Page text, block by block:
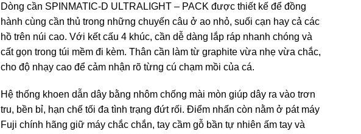
Dòng cần SPINMATIC-D ULTRALIGHT – PACK được thiết kế để đồng
hành cùng cần thủ trong những chuyến câu ở ao nhỏ, suối cạn hay cả các
hồ trên núi cao. Với kết cấu 4 khúc, cần dễ dàng lắp ráp nhanh chóng và
cất gọn trong túi mềm đi kèm. Thân cần làm từ graphite vừa nhẹ vừa chắc,
cho độ nhạy cao để cảm nhận rõ từng cú chạm mồi của cá.
Hệ thống khoen dẫn dây bằng nhôm chống mài mòn giúp dây ra vào trơn
tru, bền bỉ, hạn chế tối đa tình trạng đứt rối. Điểm nhấn còn nằm ở pát máy
Fuji chính hãng giữ máy chắc chắn, tay cầm gỗ bần tự nhiên ấm tay và